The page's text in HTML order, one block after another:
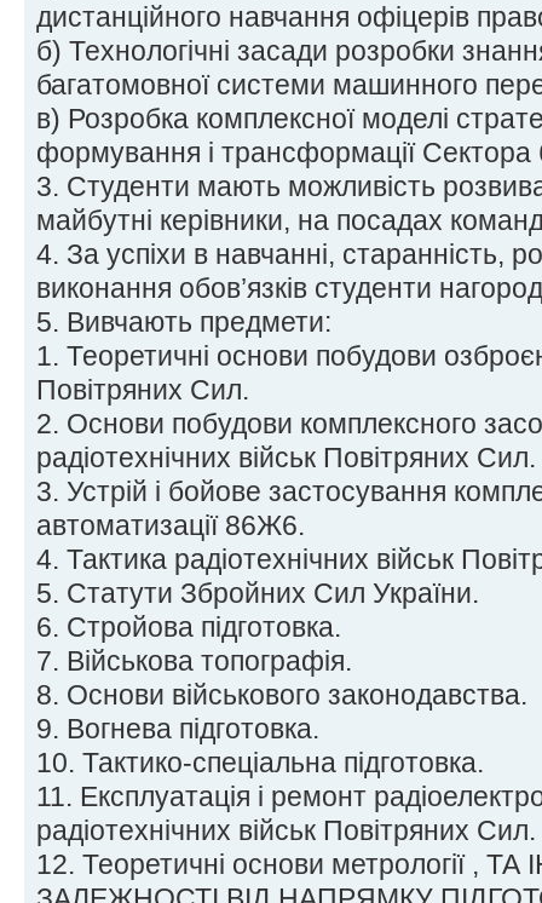
дистанційного навчання офіцерів
б) Технологічні засади розробки
багатомовної системи машинного
в) Розробка комплексної моделі
формування і трансформації Сектора
3. Студенти мають можливість
майбутні керівники, на посадах
4. За успіхи в навчанні, старанність,
виконання обов’язків студенти
5. Вивчають предмети:
1. Теоретичні основи побудови
Повітряних Сил.
2. Основи побудови комплексного
радіотехнічних військ Повітряних Сил.
3. Устрій і бойове застосування
автоматизації 86Ж6.
4. Тактика радіотехнічних військ
5. Статути Збройних Сил України.
6. Стройова підготовка.
7. Військова топографія.
8. Основи військового законодавства.
9. Вогнева підготовка.
10. Тактико-спеціальна підготовка.
11. Експлуатація і ремонт
радіотехнічних військ Повітряних Сил.
12. Теоретичні основи метрології , ТА